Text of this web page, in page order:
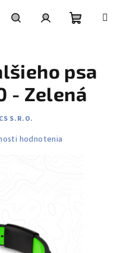
košík
psa
- Zelená
S.R.O.
hodnotenia